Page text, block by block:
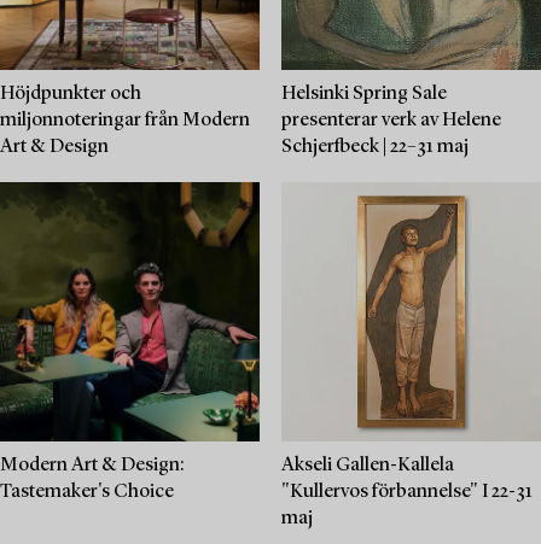
Höjdpunkter och
miljonnoteringar från Modern
Art & Design
Helsinki Spring Sale
presenterar verk av Helene
Schjerfbeck | 22–31 maj
Modern Art & Design:
Tastemaker's Choice
Akseli Gallen-Kallela
"Kullervos förbannelse" I 22-31
maj